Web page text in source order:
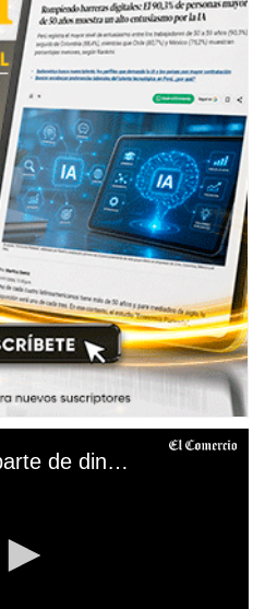
Hombre recupera parte de dinero tras incendio